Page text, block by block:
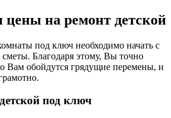
цены на ремонт детской
под ключ необходимо начать с
сметы. Благодаря этому, Вы точно
Вам обойдутся грядущие перемены, и
под ключ